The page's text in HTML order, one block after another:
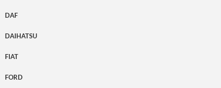
DAF
DAIHATSU
FIAT
FORD